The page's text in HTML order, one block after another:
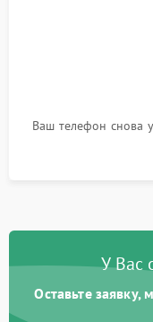
Ваш телефон снова
У Вас
Оставьте